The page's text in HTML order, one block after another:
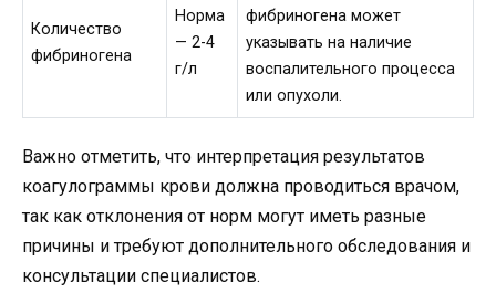
Количество
фибриногена
Норма
— 2-4
г/л
фибриногена может
указывать на наличие
воспалительного процесса
или опухоли.
Важно отметить, что интерпретация результатов
коагулограммы крови должна проводиться врачом,
так как отклонения от норм могут иметь разные
причины и требуют дополнительного обследования и
консультации специалистов.